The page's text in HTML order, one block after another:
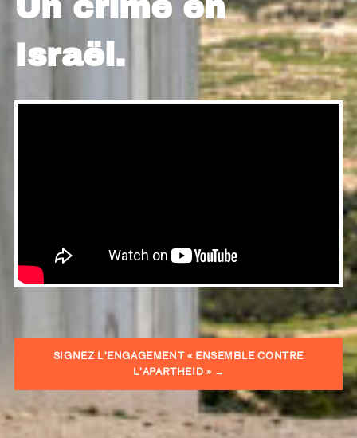
Un crime en
Israël.
SIGNEZ L’ENGAGEMENT « ENSEMBLE CONTRE
L’APARTHEID » →